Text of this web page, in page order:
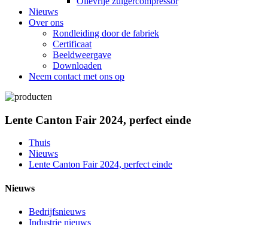
Nieuws
Over ons
Rondleiding door de fabriek
Certificaat
Beeldweergave
Downloaden
Neem contact met ons op
Lente Canton Fair 2024, perfect einde
Thuis
Nieuws
Lente Canton Fair 2024, perfect einde
Nieuws
Bedrijfsnieuws
Industrie nieuws